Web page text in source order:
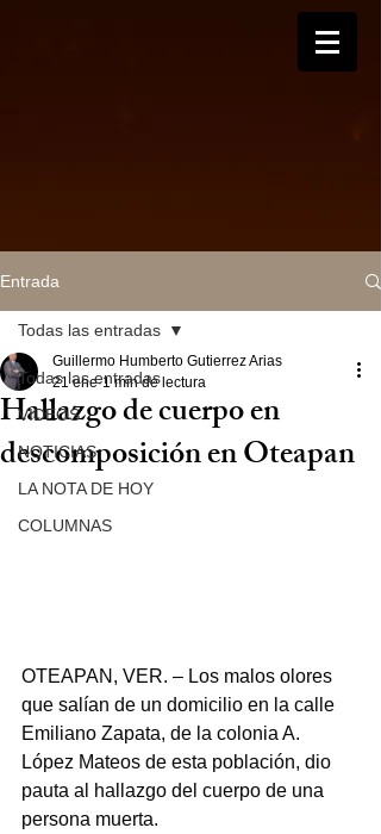
Entrada
Todas las entradas
VIDEOS
NOTICIAS
LA NOTA DE HOY
COLUMNAS
Todas las entradas
Hallazgo de cuerpo en
descomposición en Oteapan
Guillermo Humberto Gutierrez Arias
21 ene 1 min de lectura
OTEAPAN, VER. – Los malos olores
que salían de un domicilio en la calle
Emiliano Zapata, de la colonia A.
López Mateos de esta población, dio
pauta al hallazgo del cuerpo de una
persona muerta.